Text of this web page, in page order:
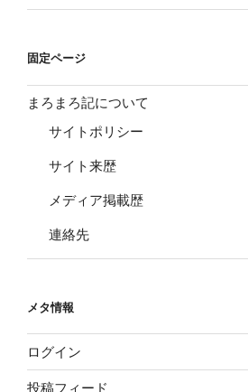
固定ページ
まろまろ記について
サイトポリシー
サイト来歴
メディア掲載歴
連絡先
メタ情報
ログイン
投稿フィード